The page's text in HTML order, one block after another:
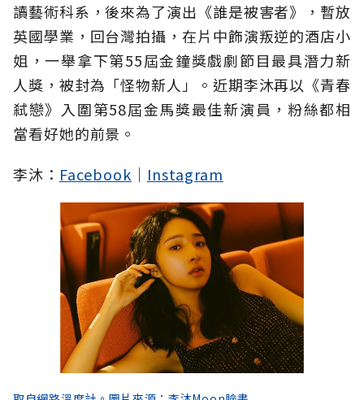
讀藝術科系，後來為了演出《誰是被害者》，暫放
英國學業，回台灣拍攝，在片中飾演叛逆的酒店小
姐，一舉拿下第55屆金鐘獎戲劇節目最具潛力新
人獎，被封為「怪物新人」。近期李沐再以《青春
弒戀》入圍第58屆金馬獎最佳新演員，粉絲都相
當看好她的前景。
李沐： Facebook ｜ Instagram